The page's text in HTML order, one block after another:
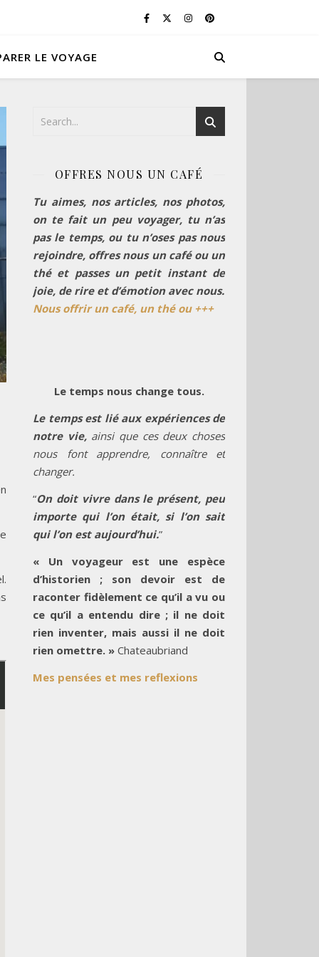
LE VOYAGE
OFFRES NOUS UN CAFÉ
Tu aimes, nos articles, nos photos,
on te fait un peu voyager, tu n’as
pas le temps, ou tu n’oses pas nous
rejoindre, offres nous un café ou un
thé et passes un petit instant de
joie, de rire et d’émotion avec nous.
Nous offrir un café, un thé ou +++
Le temps nous change tous.
Le temps est lié aux expériences de
notre vie, ainsi que ces deux choses
nous font apprendre, connaître et
changer.
“On doit vivre dans le présent, peu
importe qui l’on était, si l’on sait
qui l’on est aujourd’hui.”
« Un voyageur est une espèce
d’historien ; son devoir est de
raconter fidèlement ce qu’il a vu ou
ce qu’il a entendu dire ; il ne doit
rien inventer, mais aussi il ne doit
rien omettre. » Chateaubriand
Mes pensées et mes reflexions